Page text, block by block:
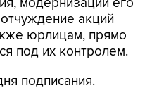
юрлицам, прямо
под их контролем.
подписания.
в МАШ